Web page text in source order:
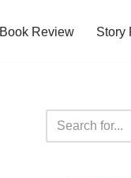
Book Review Story